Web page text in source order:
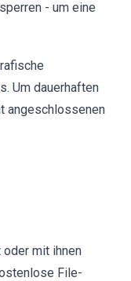
- um eine
Um dauerhaften
angeschlossenen
mit ihnen
File-